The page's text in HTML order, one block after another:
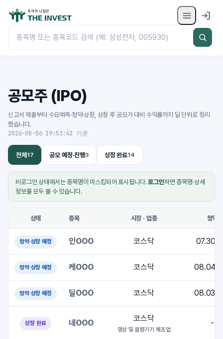
공모주 (IPO)
신고서 제출부터 수요예측·청약·상장, 상장 후 공모가 대비 수익률까지 딜 단위로 정리
했습니다.
2026-08-06 19:53:42 기준
전체17 공모 예정·진행3 상장 완료14
비로그인 상태에서는 종목명이 마스킹되어 표시됩니다.로그인하면 종목명·상세
정보를 모두 볼 수 있습니다.
상태 종목 시장 · 업종 청약
청약·상장 예정 인OOO 코스닥
청약·상장 예정 케OOO 코스닥
청약·상장 예정 딜OOO 코스닥
상장 완료 네OOO 코스닥
영상 및 음향기기 제조업
-